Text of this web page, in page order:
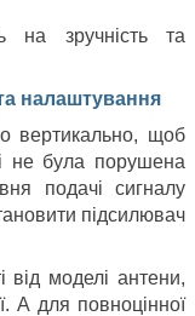
на зручність та
налаштування
вертикально, щоб
не була порушена
подачі сигналу
підсилювач
від моделі антени,
А для повноцінної